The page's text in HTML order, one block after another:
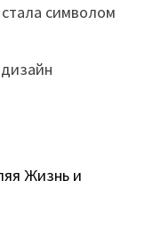
символом
Жизнь и